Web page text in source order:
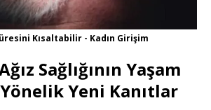
Kısaltabilir - Kadın Girişim
Sağlığının Yaşam
Yeni Kanıtlar